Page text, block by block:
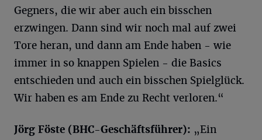
Gegners, die wir aber auch ein bisschen
erzwingen. Dann sind wir noch mal auf zwei
Tore heran, und dann am Ende haben - wie
immer in so knappen Spielen - die Basics
entschieden und auch ein bisschen Spielglück.
Wir haben es am Ende zu Recht verloren.“
Jörg Föste (BHC-Geschäftsführer): „Ein